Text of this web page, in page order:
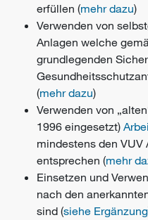
erfüllen (mehr dazu)
Verwenden von
Anlagen welche
grundlegenden
(mehr dazu)
Verwenden von
1996 eingesetzt)
mindestens den VUV
entsprechen (mehr
Einsetzen und
nach den
sind (siehe Ergänzung